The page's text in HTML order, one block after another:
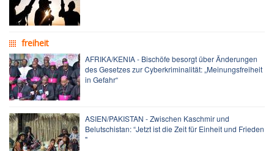
freiheit
AFRIKA/KENIA - Bischöfe besorgt über Änderungen
des Gesetzes zur Cyberkriminalität: „Meinungsfreiheit
in Gefahr“
ASIEN/PAKISTAN - Zwischen Kaschmir und
Belutschistan: “Jetzt ist die Zeit für Einheit und Frieden
"